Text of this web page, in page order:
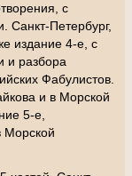
с
Санкт-Петербург,
издание 4-е, с
и разбора
Фабулистов.
и в Морской
5-е,
Морской